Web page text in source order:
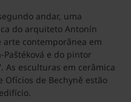
andar, uma
do arquiteto Antonín
arte contemporânea em
Paštéková e do pintor
As esculturas em cerâmica
Ofícios de Bechyně estão